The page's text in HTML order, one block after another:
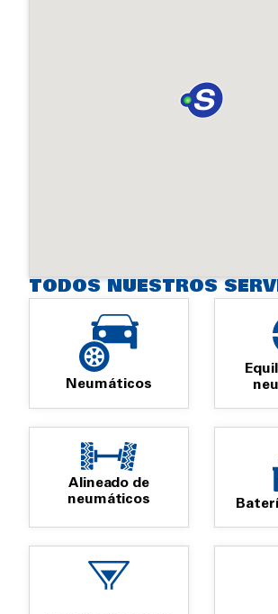
TODOS NUESTROS
Neumáticos
Alineado de
neumáticos